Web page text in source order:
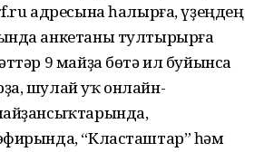
адресына һалырға, үҙеңдең
анкетаны тултырырға
9 майҙа бөтә ил буйынса
шулай уҡ онлайн-
“Класташтар” һәм